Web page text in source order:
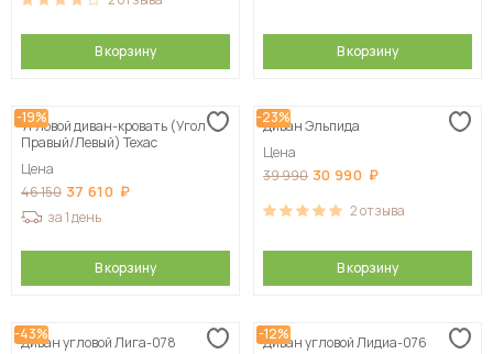
В корзину В корзину
-19%
Угловой диван-кровать (Угол
Правый/Левый) Техас
Цена
46 150 37 610
за 1 день
В корзину
-23%
Диван Эльпида
Цена
39 990 30 990
2отзыва
В корзину
-43%
Диван угловой Лига-078
-12%
Диван угловой Лидиа-076